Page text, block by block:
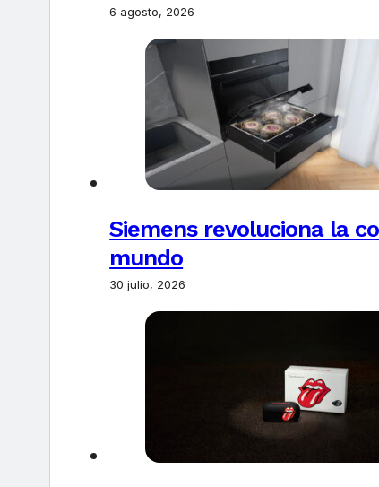
6 agosto, 2026
Siemens revoluciona la
mundo
30 julio, 2026